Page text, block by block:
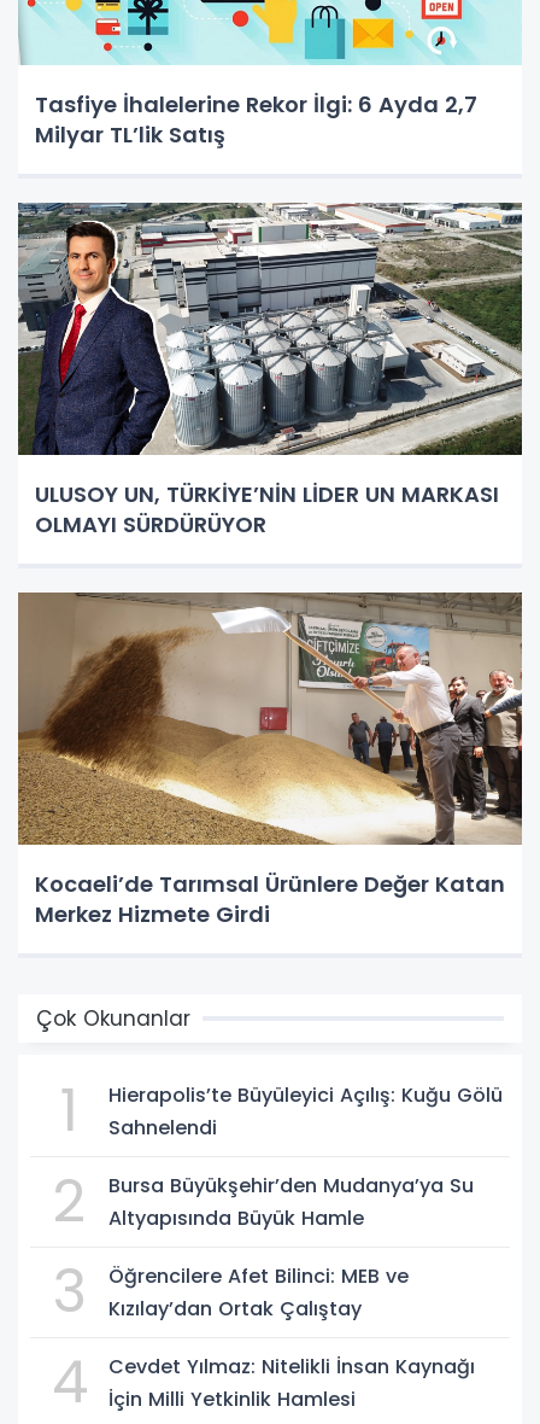
Tasfiye İhalelerine Rekor İlgi: 6 Ayda 2,7
Milyar TL’lik Satış
ULUSOY UN, TÜRKİYE’NİN LİDER UN MARKASI
OLMAYI SÜRDÜRÜYOR
Kocaeli’de Tarımsal Ürünlere Değer Katan
Merkez Hizmete Girdi
Çok Okunanlar
1
Hierapolis’te Büyüleyici Açılış: Kuğu Gölü
Sahnelendi
2
Bursa Büyükşehir’den Mudanya’ya Su
Altyapısında Büyük Hamle
3
Öğrencilere Afet Bilinci: MEB ve
Kızılay’dan Ortak Çalıştay
4
Cevdet Yılmaz: Nitelikli İnsan Kaynağı
İçin Milli Yetkinlik Hamlesi